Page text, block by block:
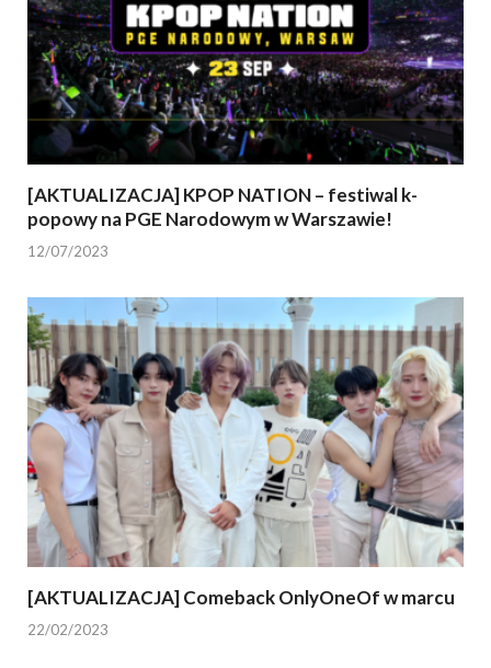
[AKTUALIZACJA] KPOP NATION – festiwal k-
popowy na PGE Narodowym w Warszawie!
12/07/2023
[AKTUALIZACJA] Comeback OnlyOneOf w marcu
22/02/2023